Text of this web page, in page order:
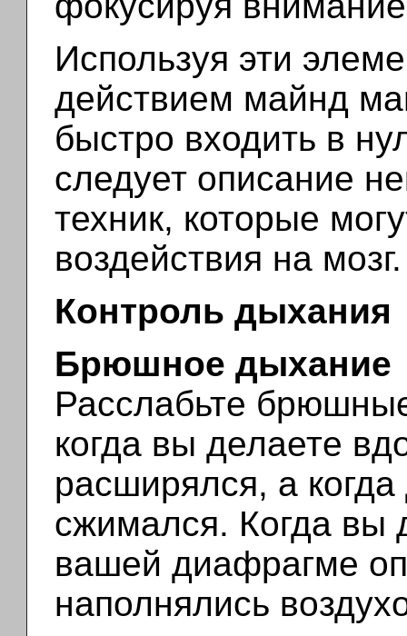
Используя эти
действием майнд
быстро входить в
следует описание
техник, которые
воздействия на мозг.
Контроль дыхания
Брюшное дыхание
Расслабьте
когда вы делаете
расширялся, а
сжимался. Когда вы
вашей диафрагме
наполнялись